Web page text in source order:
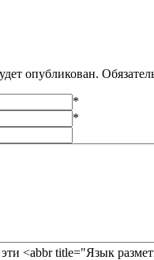
опубликован.
*
*
<abbr title="Язык